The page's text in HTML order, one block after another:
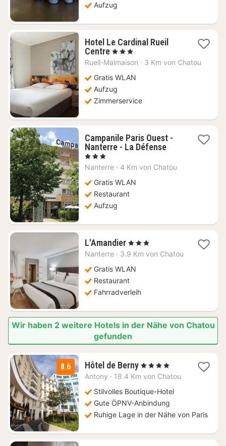
Aufzug
Hotel Le Cardinal Rueil
Centre1
Nacht
49,97
€
, 3 Sterne
Rueil-Malmaison · 3 Km von Chatou
Gratis WLAN
Aufzug
Zimmerservice
Campanile Paris Ouest -
Nanterre - La Défense1
ab
, 3 Sterne
Nanterre · 4 Km von Chatou
Gratis WLAN
Restaurant
Aufzug
L'Amandier1
Nacht
58,71
€
, 3 Sterne
Nanterre · 3.9 Km von Chatou
Gratis WLAN
Restaurant
Fahrradverleih
Wir haben 2 weitere Hotels in der Nähe von Chatou
gefunden
8.6 Hôtel de Berny2
Nächte
69
€
, 4 Sterne
Antony · 18.4 Km von Chatou
Stilvolles Boutique-Hotel
Gute ÖPNV-Anbindung
Ruhige Lage in der Nähe von Paris